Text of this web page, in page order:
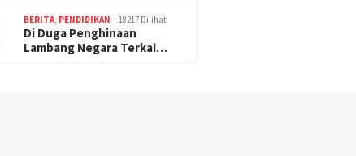
BERITA, PENDIDIKAN 18217 Dilihat
Di Duga Penghinaan
Lambang Negara Terkai…